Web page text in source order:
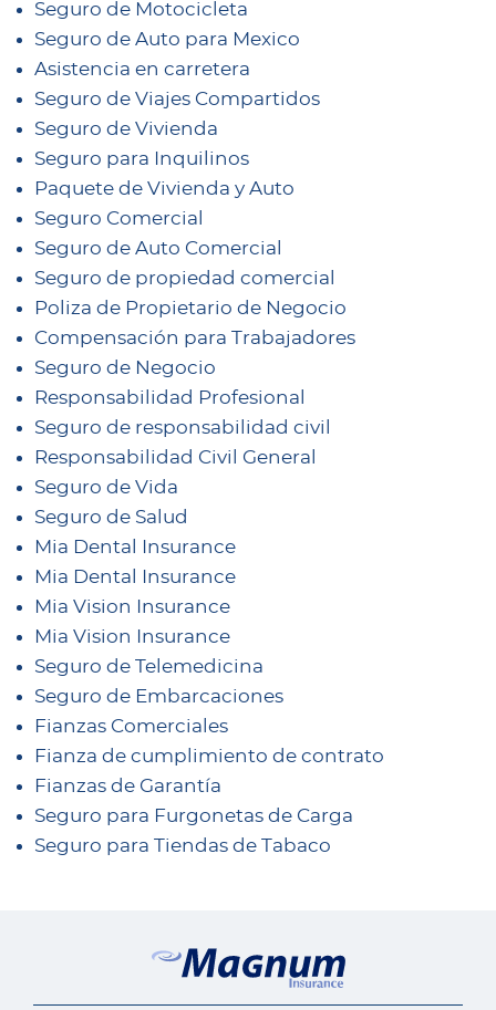
Seguro de Motocicleta
Seguro de Auto para Mexico
Asistencia en carretera
Seguro de Viajes Compartidos
Seguro de Vivienda
Seguro para Inquilinos
Paquete de Vivienda y Auto
Seguro Comercial
Seguro de Auto Comercial
Seguro de propiedad comercial
Poliza de Propietario de Negocio
Compensación para Trabajadores
Seguro de Negocio
Responsabilidad Profesional
Seguro de responsabilidad civil
Responsabilidad Civil General
Seguro de Vida
Seguro de Salud
Mia Dental Insurance
Mia Dental Insurance
Mia Vision Insurance
Mia Vision Insurance
Seguro de Telemedicina
Seguro de Embarcaciones
Fianzas Comerciales
Fianza de cumplimiento de contrato
Fianzas de Garantía
Seguro para Furgonetas de Carga
Seguro para Tiendas de Tabaco